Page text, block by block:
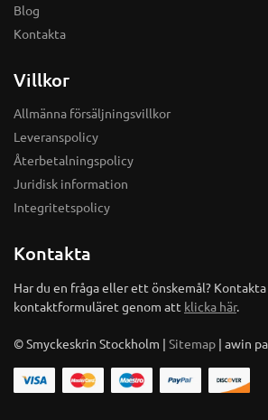
Blog
Kontakta
Villkor
Allmänna försäljningsvillkor
Leveranspolicy
Återbetalningspolicy
Juridisk information
Integritetspolicy
Kontakta
Har du en fråga eller ett önskemål? Kontakta
kontaktformuläret genom att klicka här.
© Smyckeskrin Stockholm | Sitemap | awin